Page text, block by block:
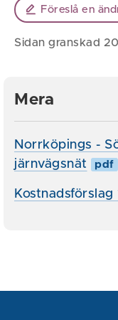
Föreslå en
Sidan granskad
Mera
Norrköpings -
järnvägsnät
pdf
Kostnadsförslag